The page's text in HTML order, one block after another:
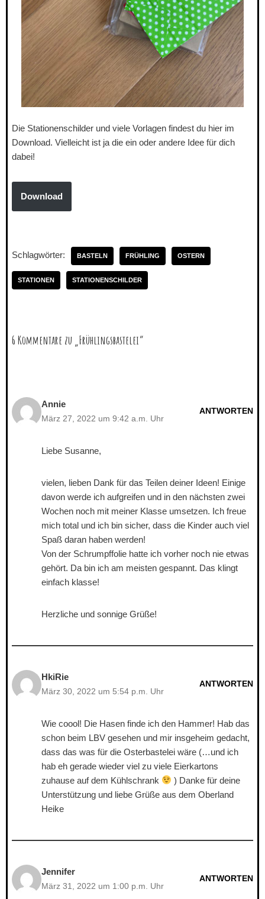
Die Stationenschilder und viele Vorlagen findest du hier im
Download. Vielleicht ist ja die ein oder andere Idee für dich
dabei!
Download
Schlagwörter: BASTELN FRÜHLING OSTERN
STATIONEN STATIONENSCHILDER
6 Kommentare zu „Frühlingsbastelei“
Annie
März 27, 2022 um 9:42 a.m. Uhr
ANTWORTEN
Liebe Susanne,
vielen, lieben Dank für das Teilen deiner Ideen! Einige
davon werde ich aufgreifen und in den nächsten zwei
Wochen noch mit meiner Klasse umsetzen. Ich freue
mich total und ich bin sicher, dass die Kinder auch viel
Spaß daran haben werden!
Von der Schrumpffolie hatte ich vorher noch nie etwas
gehört. Da bin ich am meisten gespannt. Das klingt
einfach klasse!
Herzliche und sonnige Grüße!
HkiRie
März 30, 2022 um 5:54 p.m. Uhr
ANTWORTEN
Wie coool! Die Hasen finde ich den Hammer! Hab das
schon beim LBV gesehen und mir insgeheim gedacht,
dass das was für die Osterbastelei wäre (…und ich
hab eh gerade wieder viel zu viele Eierkartons
zuhause auf dem Kühlschrank
) Danke für deine
Unterstützung und liebe Grüße aus dem Oberland
Heike
Jennifer
März 31, 2022 um 1:00 p.m. Uhr
ANTWORTEN